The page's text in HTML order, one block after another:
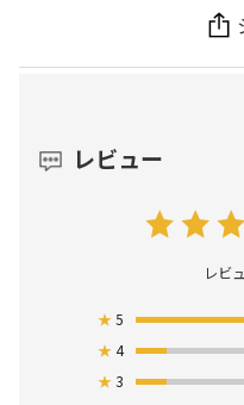
レビュー
レビ
★5
★4
★3